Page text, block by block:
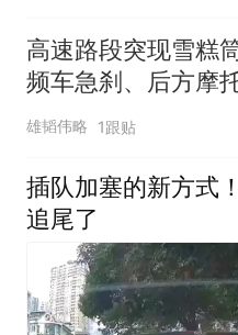
高速路段突现雪糕
频车急刹、后方摩
尾，是高速管理方
雄韬伟略 1跟贴
插队加塞的新方式
追尾了